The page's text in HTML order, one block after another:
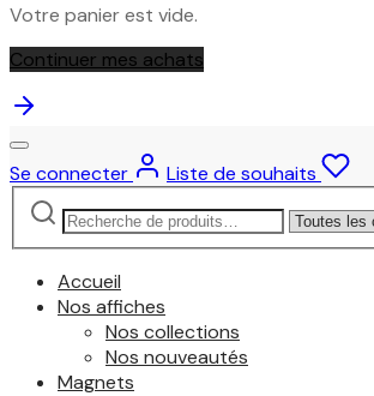
Votre panier est vide.
Continuer mes achats
Se connecter
Liste de souhaits
Recherche
pour :
Narrow
by
category:
Accueil
Nos affiches
Nos collections
Nos nouveautés
Magnets